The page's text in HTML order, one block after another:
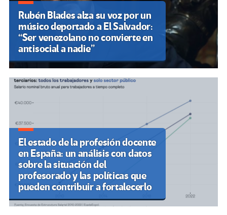
Rubén Blades alza su voz por un
músico deportado a El Salvador:
“Ser venezolano no convierte en
antisocial a nadie”
El estado de la profesión docente
en España: un análisis con datos
sobre la situación del
profesorado y las políticas que
pueden contribuir a fortalecerlo